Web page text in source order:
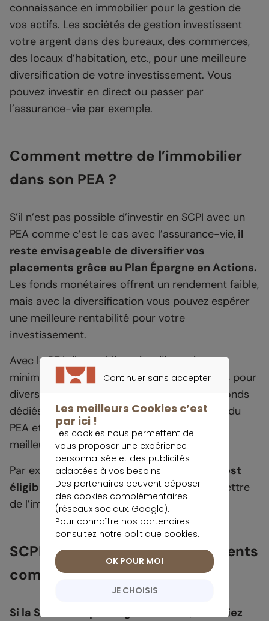
connaissance en immobilier pour la gestion de
vos actifs. Les sociétés de gestion investissent
votre argent dans des bureaux, des commerces,
des locaux d’habitation, etc., pour une meilleure
diversification de votre investissement. Vous
pouvez investir en direct ou passer par
l’assurance-vie par exemple.
Comment mettre de l’immobilier
dans son PEA ?
S’il n’est pas possible d’investir en SCPI avec un
PEA comme c’est le cas avec l’assurance-vie, il
reste envisageable de diversifier vos
placements grâce au Plan Épargne en Actions.
Les fonds monétaires offrent un rendement faible,
mais avec la diversification vous pouvez espérer
une meilleure rentabilité pour votre
investissement.
Avec le PEA, il est obligatoire d’investir au
minimum 75 % en actions. Il reste alors 25 % pour
diversifier et envisager d’investir dans des fonds
dédiés à l’immobilier. Cela limite la volatilité du
PEA et réduit les risques, tout en visant un
meilleur rendement.
Par exemple,le crowdfunding immobilier est
éligible au PEA. Il permet d’envisager de mettre
de l’immobilier dans votre placement.
SCPI et PEA : deux investissements
complémentaires
Si la SCPI n’est pas éligible au PEA, n’oubliez
Continuer sans accepter
Les meilleurs Cookies c’est
par ici !
Les cookies nous permettent de
vous proposer une expérience
personnalisée et des publicités
adaptées à vos besoins.
Des partenaires peuvent déposer
des cookies complémentaires
(réseaux sociaux, Google).
Pour connaître nos partenaires
consultez notre politique cookies.
JE CHOISIS
OK POUR MOI